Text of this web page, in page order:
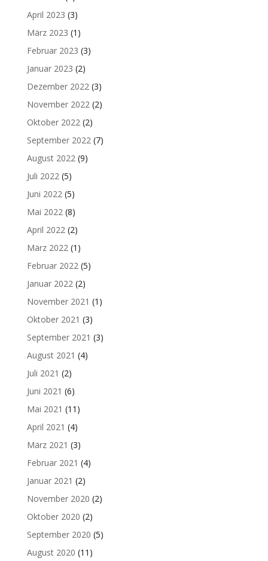
April 2023 (3)
März 2023 (1)
Februar 2023 (3)
Januar 2023 (2)
Dezember 2022(3)
November 2022(2)
Oktober 2022(2)
September 2022(7)
August 2022(9)
Juli 2022(5)
Juni 2022(5)
Mai 2022(8)
April 2022(2)
März 2022(1)
Februar 2022(5)
Januar 2022(2)
November 2021 (1)
Oktober 2021 (3)
September 2021 (3)
August 2021 (4)
Juli 2021 (2)
Juni 2021 (6)
Mai 2021 (11)
April 2021 (4)
März 2021 (3)
Februar 2021 (4)
Januar 2021 (2)
November 2020 (2)
Oktober 2020 (2)
September 2020 (5)
August 2020 (11)